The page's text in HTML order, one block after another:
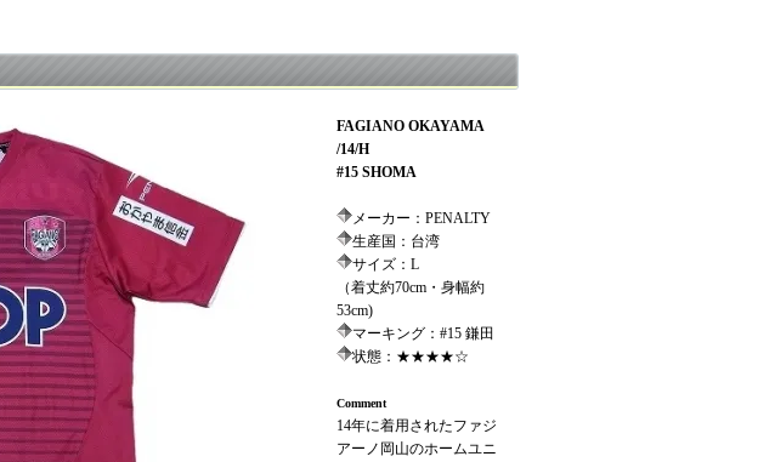
FAGIANO OKAYAMA
/14/H
#15 SHOMA
メーカー：PENALTY
生産国：台湾
サイズ：L
（着丈約70cm・身幅約
53cm)
マーキング：#15 鎌田
状態：★★★★☆
Comment
14年に着用されたファジ
アーノ岡山のホームユニ